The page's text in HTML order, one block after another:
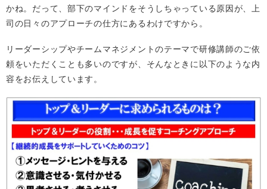
かね。だって、部下のマインドをそうしちゃっている原因が、上
司の日々のアプローチの仕方にあるわけですから。
リーダーシップやチームマネジメントのテーマで研修講師のご依
頼をいただくことも多いのですが、そんなときに以下のような内
容をお伝えしています。